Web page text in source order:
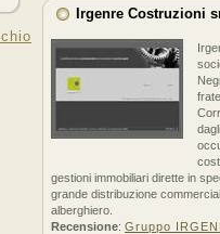
Irgenre Costruzioni
gestioni immobiliari dirette in
grande distribuzione
alberghiero.
Recensione: Gruppo